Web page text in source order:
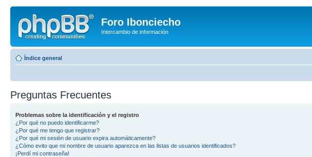
Foro Ibonciecho
Intercambio de información
Índice general
Preguntas Frecuentes
Problemas sobre la identificación y el registro
¿Por qué no puedo identificarme?
¿Por qué me tengo que registrar?
¿Por qué mi sesión de usuario expira automáticamente?
¿Cómo evito que mi nombre de usuario aparezca en las listas de usuarios identificados?
¡Perdí mi contraseña!